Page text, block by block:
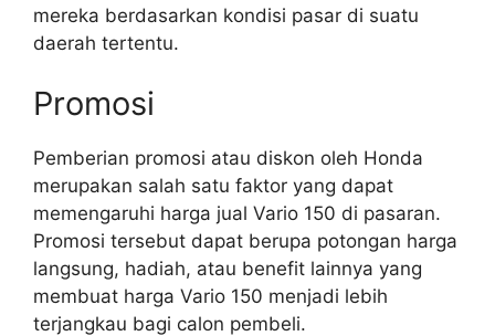
mereka berdasarkan kondisi pasar di suatu
daerah tertentu.
Promosi
Pemberian promosi atau diskon oleh Honda
merupakan salah satu faktor yang dapat
memengaruhi harga jual Vario 150 di pasaran.
Promosi tersebut dapat berupa potongan harga
langsung, hadiah, atau benefit lainnya yang
membuat harga Vario 150 menjadi lebih
terjangkau bagi calon pembeli.